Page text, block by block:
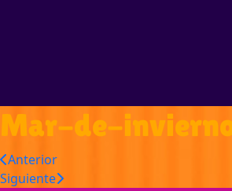
Mar-de-
Anterior
Siguiente